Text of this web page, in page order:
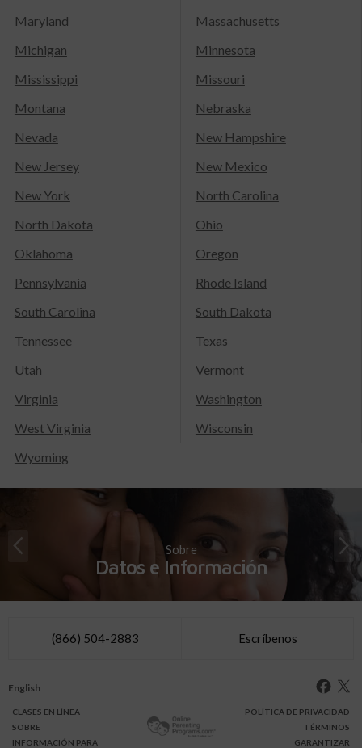
Maryland
Massachusetts
Michigan
Minnesota
Mississippi
Missouri
Montana
Nebraska
Nevada
New Hampshire
New Jersey
New Mexico
New York
North Carolina
North Dakota
Ohio
Oklahoma
Oregon
Pennsylvania
Rhode Island
South Carolina
South Dakota
Tennessee
Texas
Utah
Vermont
Virginia
Washington
West Virginia
Wisconsin
Wyoming
Sobre
Datos e Información
(866) 504-2883 Escríbenos
English
CLASES EN LÍNEA
SOBRE
INFORMACIÓN PARA
POLÍTICA DE PRIVACIDAD
TÉRMINOS
GARANTIZAR